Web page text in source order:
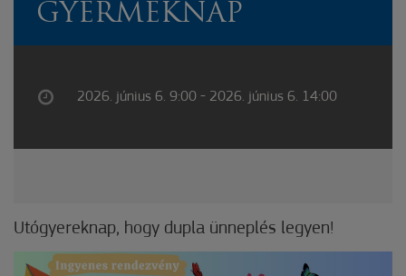
GYERMEKNAP
2026. június 6. 9:00 - 2026. június 6. 14:00
Utógyereknap, hogy dupla ünneplés legyen!